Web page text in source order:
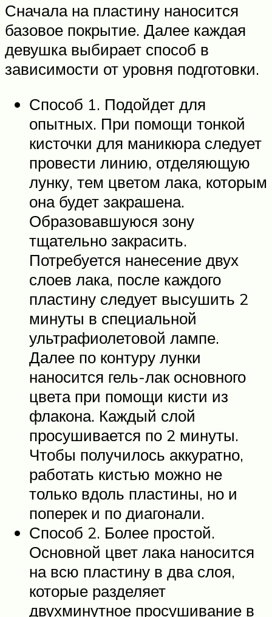
Сначала на пластину наносится
базовое покрытие. Далее каждая
девушка выбирает способ в
зависимости от уровня подготовки.
Способ 1. Подойдет для
опытных. При помощи тонкой
кисточки для маникюра следует
провести линию, отделяющую
лунку, тем цветом лака, которым
она будет закрашена.
Образовавшуюся зону
тщательно закрасить.
Потребуется нанесение двух
слоев лака, после каждого
пластину следует высушить 2
минуты в специальной
ультрафиолетовой лампе.
Далее по контуру лунки
наносится гель-лак основного
цвета при помощи кисти из
флакона. Каждый слой
просушивается по 2 минуты.
Чтобы получилось аккуратно,
работать кистью можно не
только вдоль пластины, но и
поперек и по диагонали.
Способ 2. Более простой.
Основной цвет лака наносится
на всю пластину в два слоя,
которые разделяет
двухминутное просушивание в